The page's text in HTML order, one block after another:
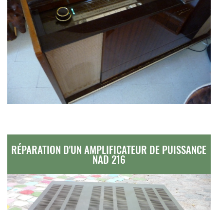
RÉPARATION D'UN AMPLIFICATEUR DE PUISSANCE
NAD 216